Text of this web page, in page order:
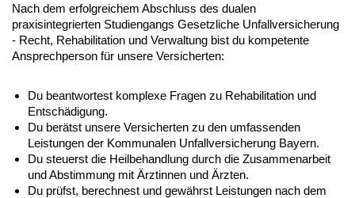
Nach dem erfolgreichem Abschluss des dualen
praxisintegrierten Studiengangs Gesetzliche Unfallversicherung
- Recht, Rehabilitation und Verwaltung bist du kompetente
Ansprechperson für unsere Versicherten:
Du beantwortest komplexe Fragen zu Rehabilitation und
Entschädigung.
Du berätst unsere Versicherten zu den umfassenden
Leistungen der Kommunalen Unfallversicherung Bayern.
Du steuerst die Heilbehandlung durch die Zusammenarbeit
und Abstimmung mit Ärztinnen und Ärzten.
Du prüfst, berechnest und gewährst Leistungen nach dem